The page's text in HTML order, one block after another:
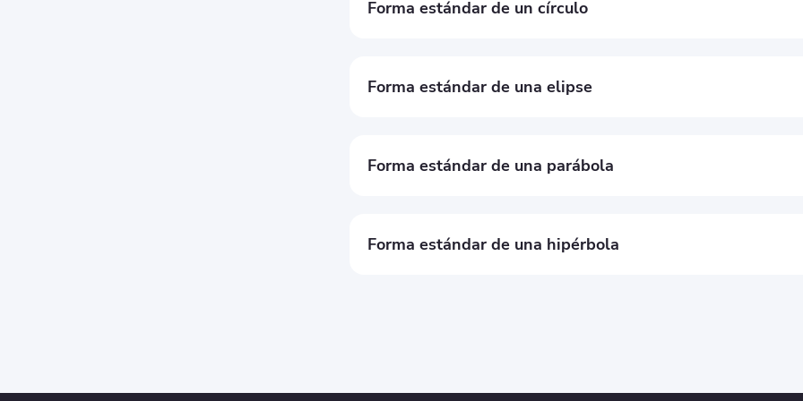
Forma estándar de un círculo
Forma estándar de una elipse
Forma estándar de una parábola
Forma estándar de una hipérbola